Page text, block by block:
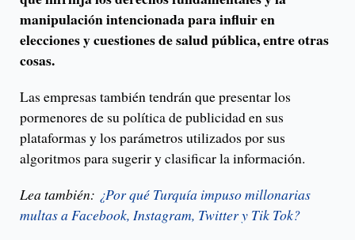
manipulación intencionada para influir en
elecciones y cuestiones de salud pública, entre otras
cosas.
Las empresas también tendrán que presentar los
pormenores de su política de publicidad en sus
plataformas y los parámetros utilizados por sus
algoritmos para sugerir y clasificar la información.
Lea también: ¿Por qué Turquía impuso millonarias
multas a Facebook, Instagram, Twitter y Tik Tok?